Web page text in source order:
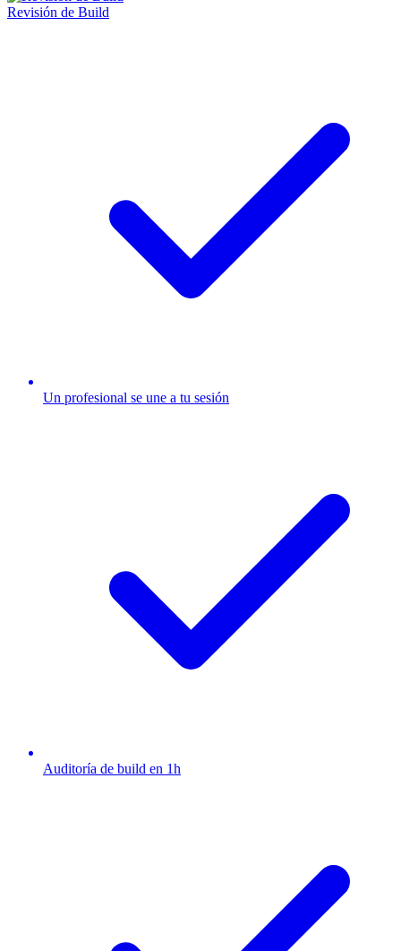
Revisión de Build
Un profesional se une a tu sesión
Auditoría de build en 1h